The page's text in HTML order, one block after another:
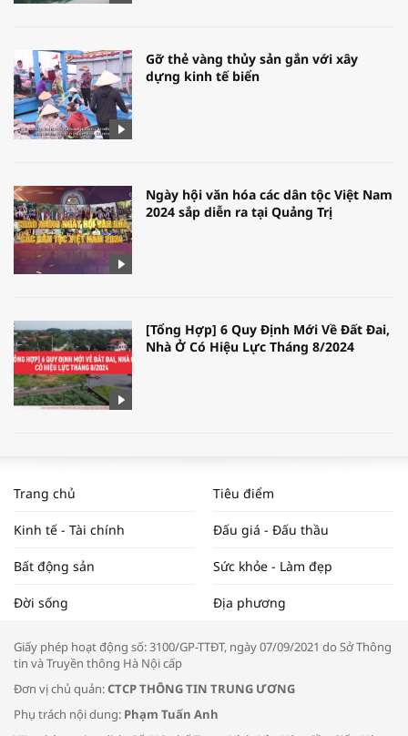
Gỡ thẻ vàng thủy sản gắn với xây
dựng kinh tế biển
Ngày hội văn hóa các dân tộc Việt Nam
2024 sắp diễn ra tại Quảng Trị
[Tổng Hợp] 6 Quy Định Mới Về Đất Đai,
Nhà Ở Có Hiệu Lực Tháng 8/2024
NAM NĂM 2024 VÀ NĂM 2025 | NHỊP
ĐẬP THỊ TRƯỜNG #62
Tọa đàm “Xúc tiến thương mại: Khơi
Trang chủ Tiêu điểm
Kinh tế - Tài chính Đấu giá - Đấu thầu
Bất động sản Sức khỏe - Làm đẹp
Đời sống Địa phương
Giấy phép hoạt động số: 3100/GP-TTĐT, ngày 07/09/2021 do Sở Thông
tin và Truyền thông Hà Nội cấp
Đơn vị chủ quản:CTCP THÔNG TIN TRUNG ƯƠNG
Phụ trách nội dung: Phạm Tuấn Anh